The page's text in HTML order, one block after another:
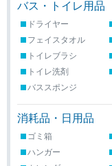
バス・トイレ用品
ドライヤー
フェイスタオル
トイレブラシ
トイレ洗剤
バススポンジ
消耗品・日用品
ゴミ箱
ハンガー